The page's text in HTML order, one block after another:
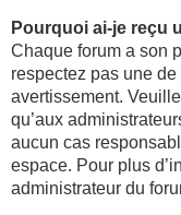
Pourquoi ai-je reçu
Chaque forum a son
respectez pas une
avertissement.
qu’aux
aucun cas
espace. Pour plus
administrateur du